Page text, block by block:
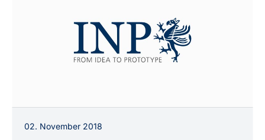
02. November 2018